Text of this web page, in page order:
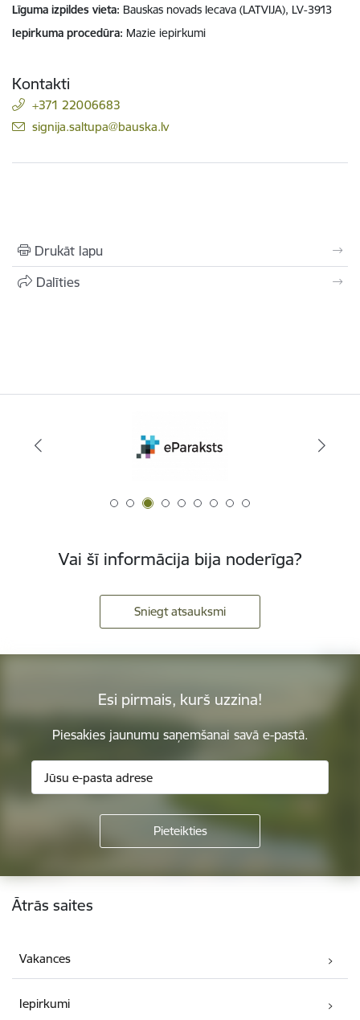
Līguma izpildes vieta Bauskas novads Iecava (LATVIJA), LV-3913
Iepirkuma procedūra Mazie iepirkumi
Kontakti
+371 22006683
E-pasts:
signija.saltupa@bauska.lv
Drukāt lapu
Dalīties
Vai šī informācija bija noderīga?
Sniegt atsauksmi
Esi pirmais, kurš uzzina!
Piesakies jaunumu saņemšanai savā e-pastā.
Kājene
Ātrās saites
Vakances
Iepirkumi